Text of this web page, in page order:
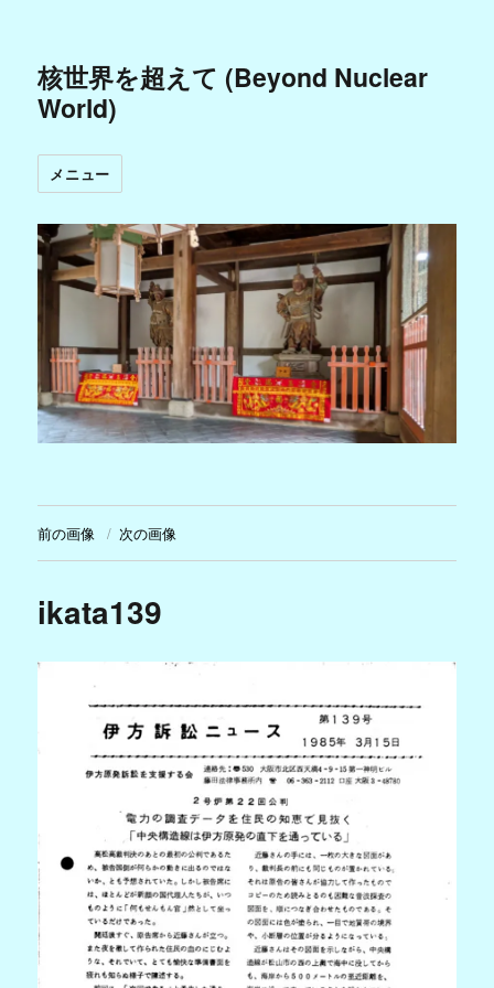
核世界を超えて (Beyond Nuclear
World)
メニュー
前の画像 次の画像
ikata139